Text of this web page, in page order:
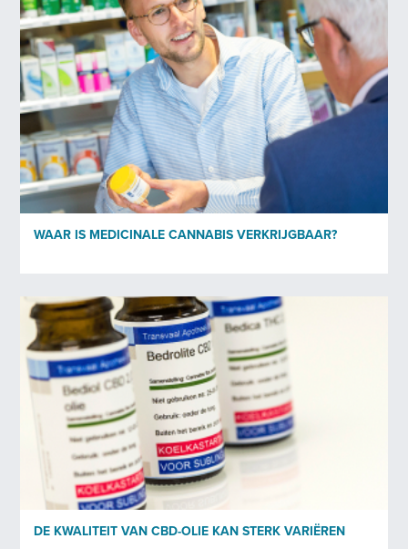
WAAR IS MEDICINALE CANNABIS VERKRIJGBAAR?
DE KWALITEIT VAN CBD-OLIE KAN STERK VARIËREN